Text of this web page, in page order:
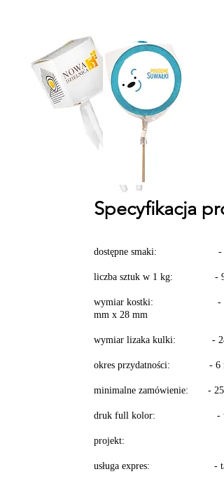
Specyfikacja
dostępne smaki: - mix
liczba sztuk w 1 kg: -
wymiar kostki: - 28
mm x 28 mm
wymiar lizaka kulki: - 24
okres przydatności: - 6
minimalne zamówienie: - 250
​​druk full kolor: - w
projekt: - w
usługa expres: -